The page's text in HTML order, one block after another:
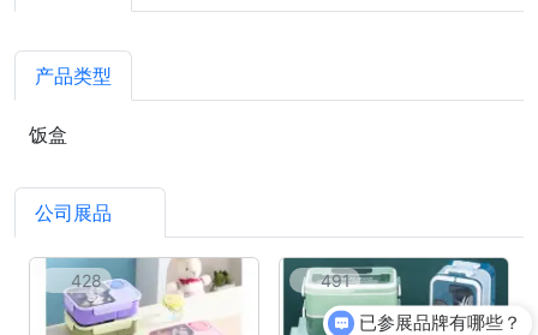
产品类型
饭盒
公司展品
428 491
已参展品牌有哪些？